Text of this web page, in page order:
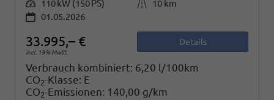
Leistung 110 kW (150 PS) Kilometerstand
10 km
01.05.2026
33.995,– €
incl. 19% MwSt.
Details
Verbrauch kombiniert: 6,20 l/100km
CO2-Klasse: E
CO2-Emissionen: 140,00 g/km